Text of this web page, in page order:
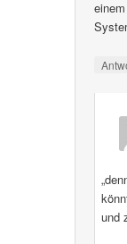
und